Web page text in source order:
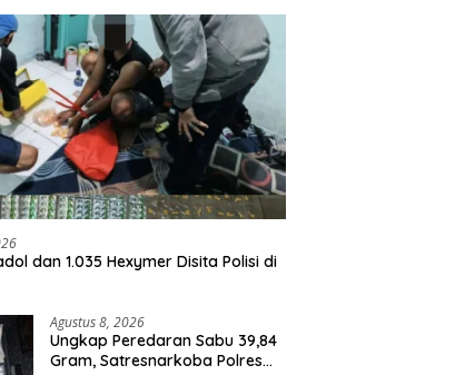
dan 1.035 Hexymer Disita Polisi di
Agustus 8, 2026
Ungkap Peredaran Sabu 39,84
Gram, Satresnarkoba Polres